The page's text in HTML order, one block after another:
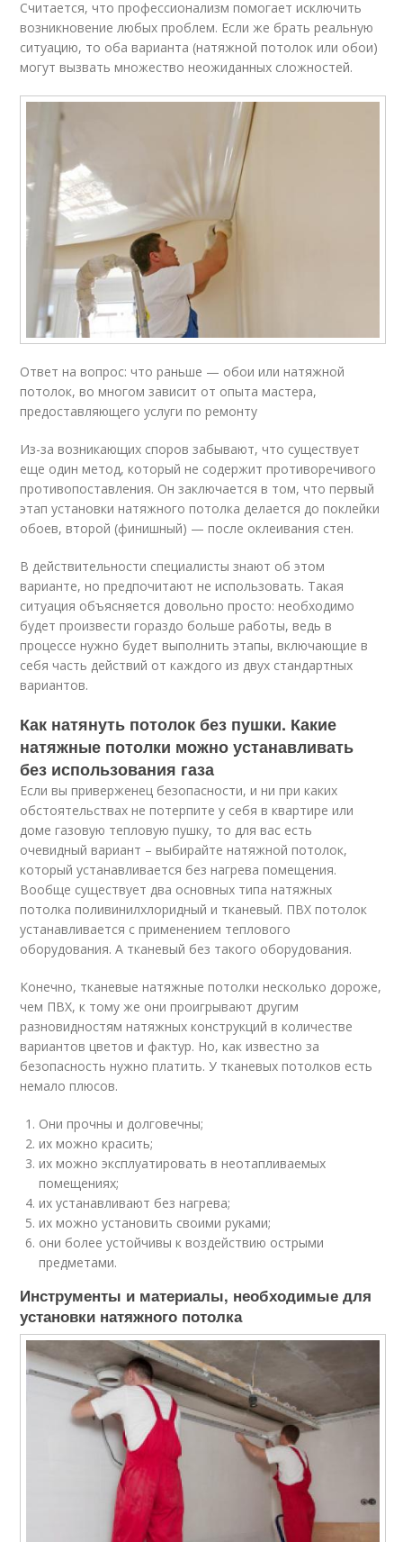
Считается, что профессионализм помогает исключить
возникновение любых проблем. Если же брать реальную
ситуацию, то оба варианта (натяжной потолок или обои)
могут вызвать множество неожиданных сложностей.
Ответ на вопрос: что раньше — обои или натяжной
потолок, во многом зависит от опыта мастера,
предоставляющего услуги по ремонту
Из-за возникающих споров забывают, что существует
еще один метод, который не содержит противоречивого
противопоставления. Он заключается в том, что первый
этап установки натяжного потолка делается до поклейки
обоев, второй (финишный) — после оклеивания стен.
В действительности специалисты знают об этом
варианте, но предпочитают не использовать. Такая
ситуация объясняется довольно просто: необходимо
будет произвести гораздо больше работы, ведь в
процессе нужно будет выполнить этапы, включающие в
себя часть действий от каждого из двух стандартных
вариантов.
Как натянуть потолок без пушки. Какие
натяжные потолки можно устанавливать
без использования газа
Если вы приверженец безопасности, и ни при каких
обстоятельствах не потерпите у себя в квартире или
доме газовую тепловую пушку, то для вас есть
очевидный вариант – выбирайте натяжной потолок,
который устанавливается без нагрева помещения.
Вообще существует два основных типа натяжных
потолка поливинилхлоридный и тканевый. ПВХ потолок
устанавливается с применением теплового
оборудования. А тканевый без такого оборудования.
Конечно, тканевые натяжные потолки несколько дороже,
чем ПВХ, к тому же они проигрывают другим
разновидностям натяжных конструкций в количестве
вариантов цветов и фактур. Но, как известно за
безопасность нужно платить. У тканевых потолков есть
немало плюсов.
Они прочны и долговечны;
их можно красить;
их можно эксплуатировать в неотапливаемых
помещениях;
их устанавливают без нагрева;
их можно установить своими руками;
они более устойчивы к воздействию острыми
предметами.
Инструменты и материалы, необходимые для
установки натяжного потолка